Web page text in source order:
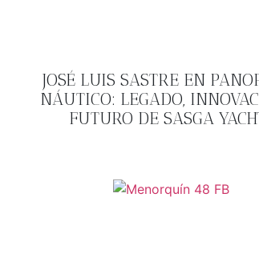
JOSÉ LUIS SASTRE EN
NÁUTICO: LEGADO,
FUTURO DE SASGA